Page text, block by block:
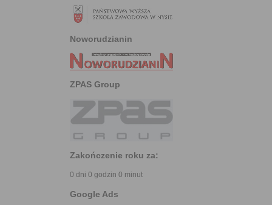
Noworudzianin
ZPAS Group
Zakończenie roku za:
0 dni 0 godzin 0 minut
Google Ads